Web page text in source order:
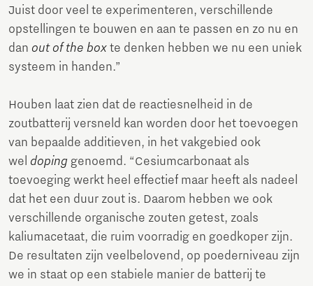
Juist door veel te experimenteren, verschillende
opstellingen te bouwen en aan te passen en zo nu en
dan out of the box te denken hebben we nu een uniek
systeem in handen.”
Houben laat zien dat de reactiesnelheid in de
zoutbatterij versneld kan worden door het toevoegen
van bepaalde additieven, in het vakgebied ook
wel doping genoemd. “Cesiumcarbonaat als
toevoeging werkt heel effectief maar heeft als nadeel
dat het een duur zout is. Daarom hebben we ook
verschillende organische zouten getest, zoals
kaliumacetaat, die ruim voorradig en goedkoper zijn.
De resultaten zijn veelbelovend, op poederniveau zijn
we in staat op een stabiele manier de batterij te